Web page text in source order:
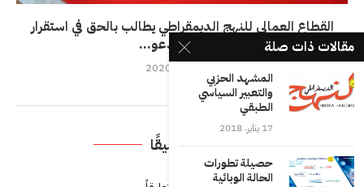
القطاع العمالي للنهج الديمقراطي يطالب بالحق في استقرار
الشغل ويدعو...
اترك تعليقًا
مقالات ذات صلة
المشهد الحزبي
والتعبير السياسي
الطبقي
17 يناير، 2018
حصيلة تطورات
الحالة الوبائية